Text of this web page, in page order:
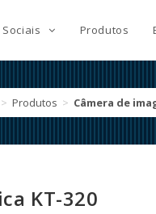
Produtos
> Produtos > Câmera de
KT-320